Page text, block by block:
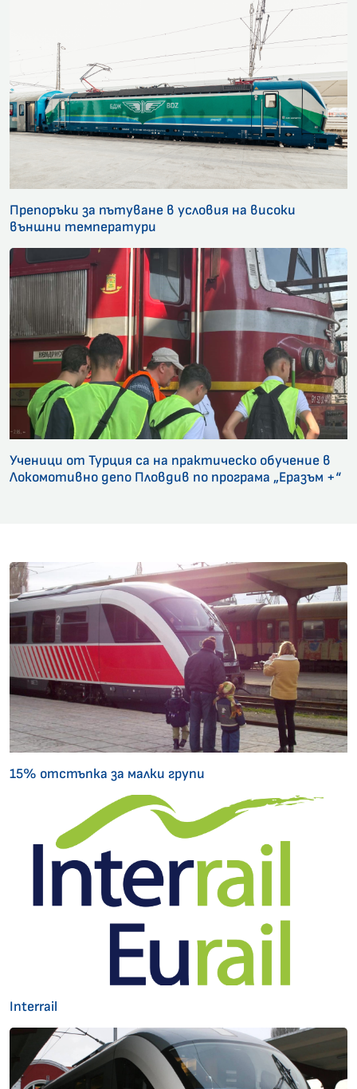
Препоръки за пътуване в условия на високи
външни температури
Ученици от Турция са на практическо обучение в
Локомотивно депо Пловдив по програма „Еразъм +“
15% отстъпка за малки групи
Interrail